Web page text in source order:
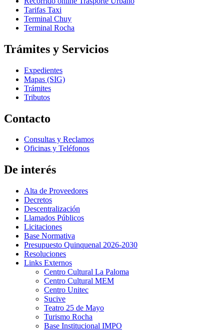
Tarifas Taxi
Terminal Chuy
Terminal Rocha
Trámites y Servicios
Expedientes
Mapas (SIG)
Trámites
Tributos
Contacto
Consultas y Reclamos
Oficinas y Teléfonos
De interés
Alta de Proveedores
Decretos
Descentralización
Llamados Públicos
Licitaciones
Base Normativa
Presupuesto Quinquenal 2026-2030
Resoluciones
Links Externos
Centro Cultural La Paloma
Centro Cultural MEM
Centro Unitec
Sucive
Teatro 25 de Mayo
Turismo Rocha
Base Institucional IMPO